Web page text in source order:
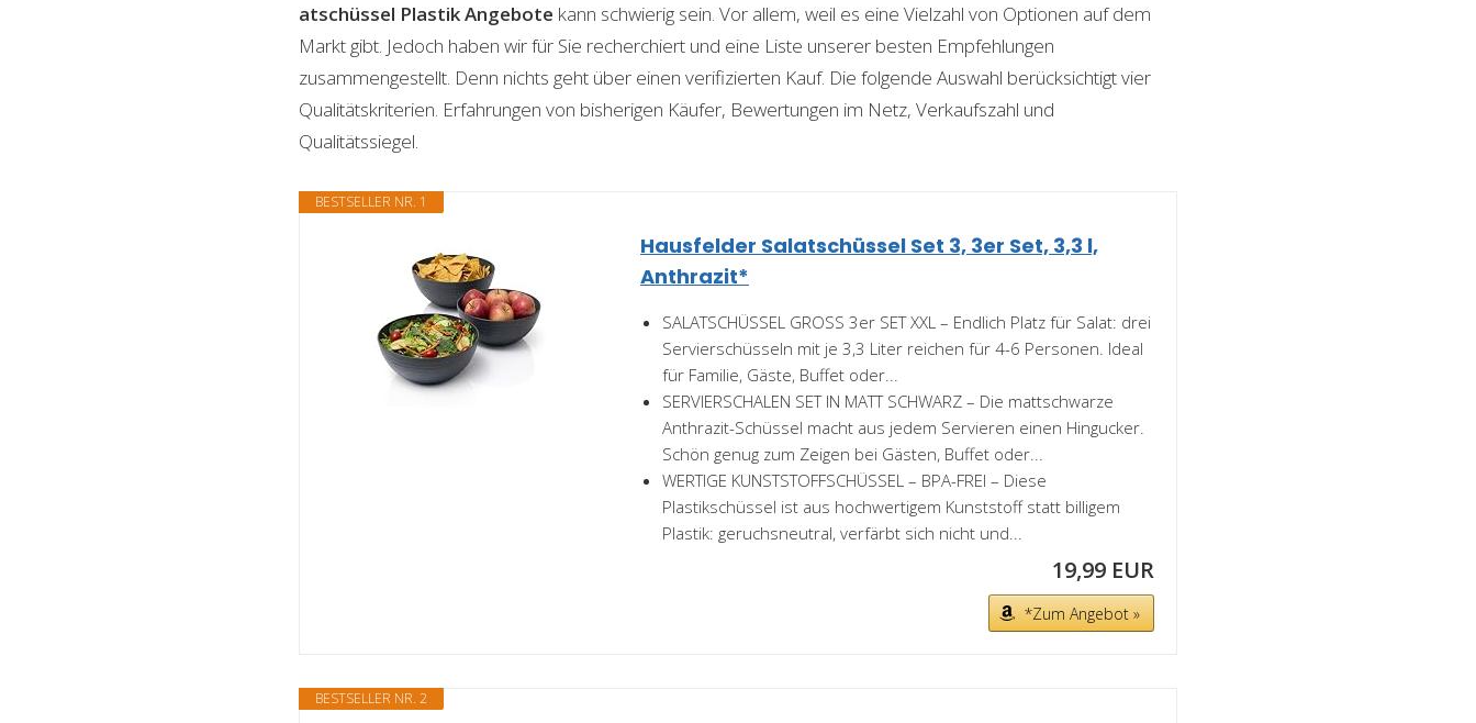
atschüssel Plastik Angebote kann schwierig sein. Vor allem, weil es eine Vielzahl von Optionen auf dem
Markt gibt. Jedoch haben wir für Sie recherchiert und eine Liste unserer besten Empfehlungen
zusammengestellt. Denn nichts geht über einen verifizierten Kauf. Die folgende Auswahl berücksichtigt vier
Qualitätskriterien. Erfahrungen von bisherigen Käufer, Bewertungen im Netz, Verkaufszahl und
Qualitätssiegel.
BESTSELLER NR. 1
Hausfelder Salatschüssel Set 3, 3er Set, 3,3 l,
Anthrazit*
SALATSCHÜSSEL GROSS 3er SET XXL – Endlich Platz für Salat: drei
Servierschüsseln mit je 3,3 Liter reichen für 4-6 Personen. Ideal
für Familie, Gäste, Buffet oder...
SERVIERSCHALEN SET IN MATT SCHWARZ – Die mattschwarze
Anthrazit-Schüssel macht aus jedem Servieren einen Hingucker.
Schön genug zum Zeigen bei Gästen, Buffet oder...
WERTIGE KUNSTSTOFFSCHÜSSEL – BPA-FREI – Diese
Plastikschüssel ist aus hochwertigem Kunststoff statt billigem
Plastik: geruchsneutral, verfärbt sich nicht und...
19,99 EUR
*Zum Angebot »
BESTSELLER NR. 2